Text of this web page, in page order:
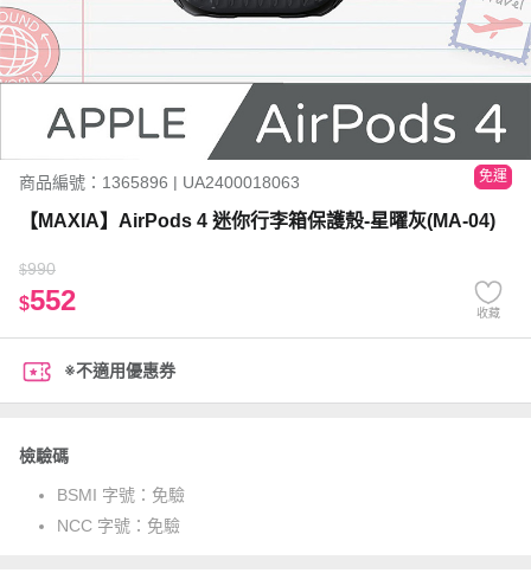
商品編號：1365896 | UA2400018063 免運
【MAXIA】AirPods 4 迷你行李箱保護殼-星曜灰(MA-04)
$990
$552 收藏
※不適用優惠券
檢驗碼
BSMI 字號： 免驗
NCC 字號： 免驗